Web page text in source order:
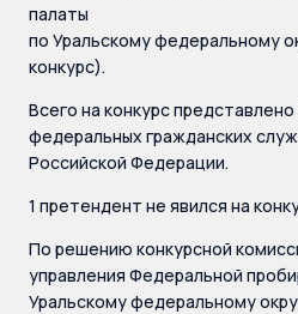
палаты
по Уральскому федеральному
конкурс).
Всего на конкурс
федеральных гражданских
Российской Федерации.
1 претендент не явился на
По решению конкурсной
управления Федеральной
Уральскому федеральному